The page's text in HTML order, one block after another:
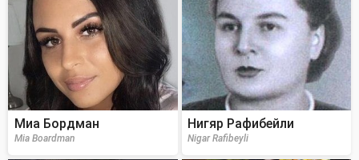
Миа Бордман
Mia Boardman
Нигяр Рафибейли
Nigar Rafibeyli